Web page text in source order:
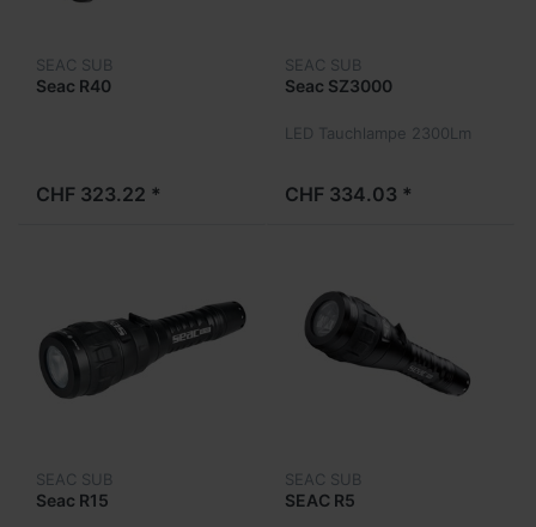
SEAC SUB
Seac R40
CHF 323.22 *
SEAC SUB
Seac SZ3000
LED Tauchlampe 2300Lm
CHF 334.03 *
SEAC SUB
Seac R15
SEAC SUB
SEAC R5